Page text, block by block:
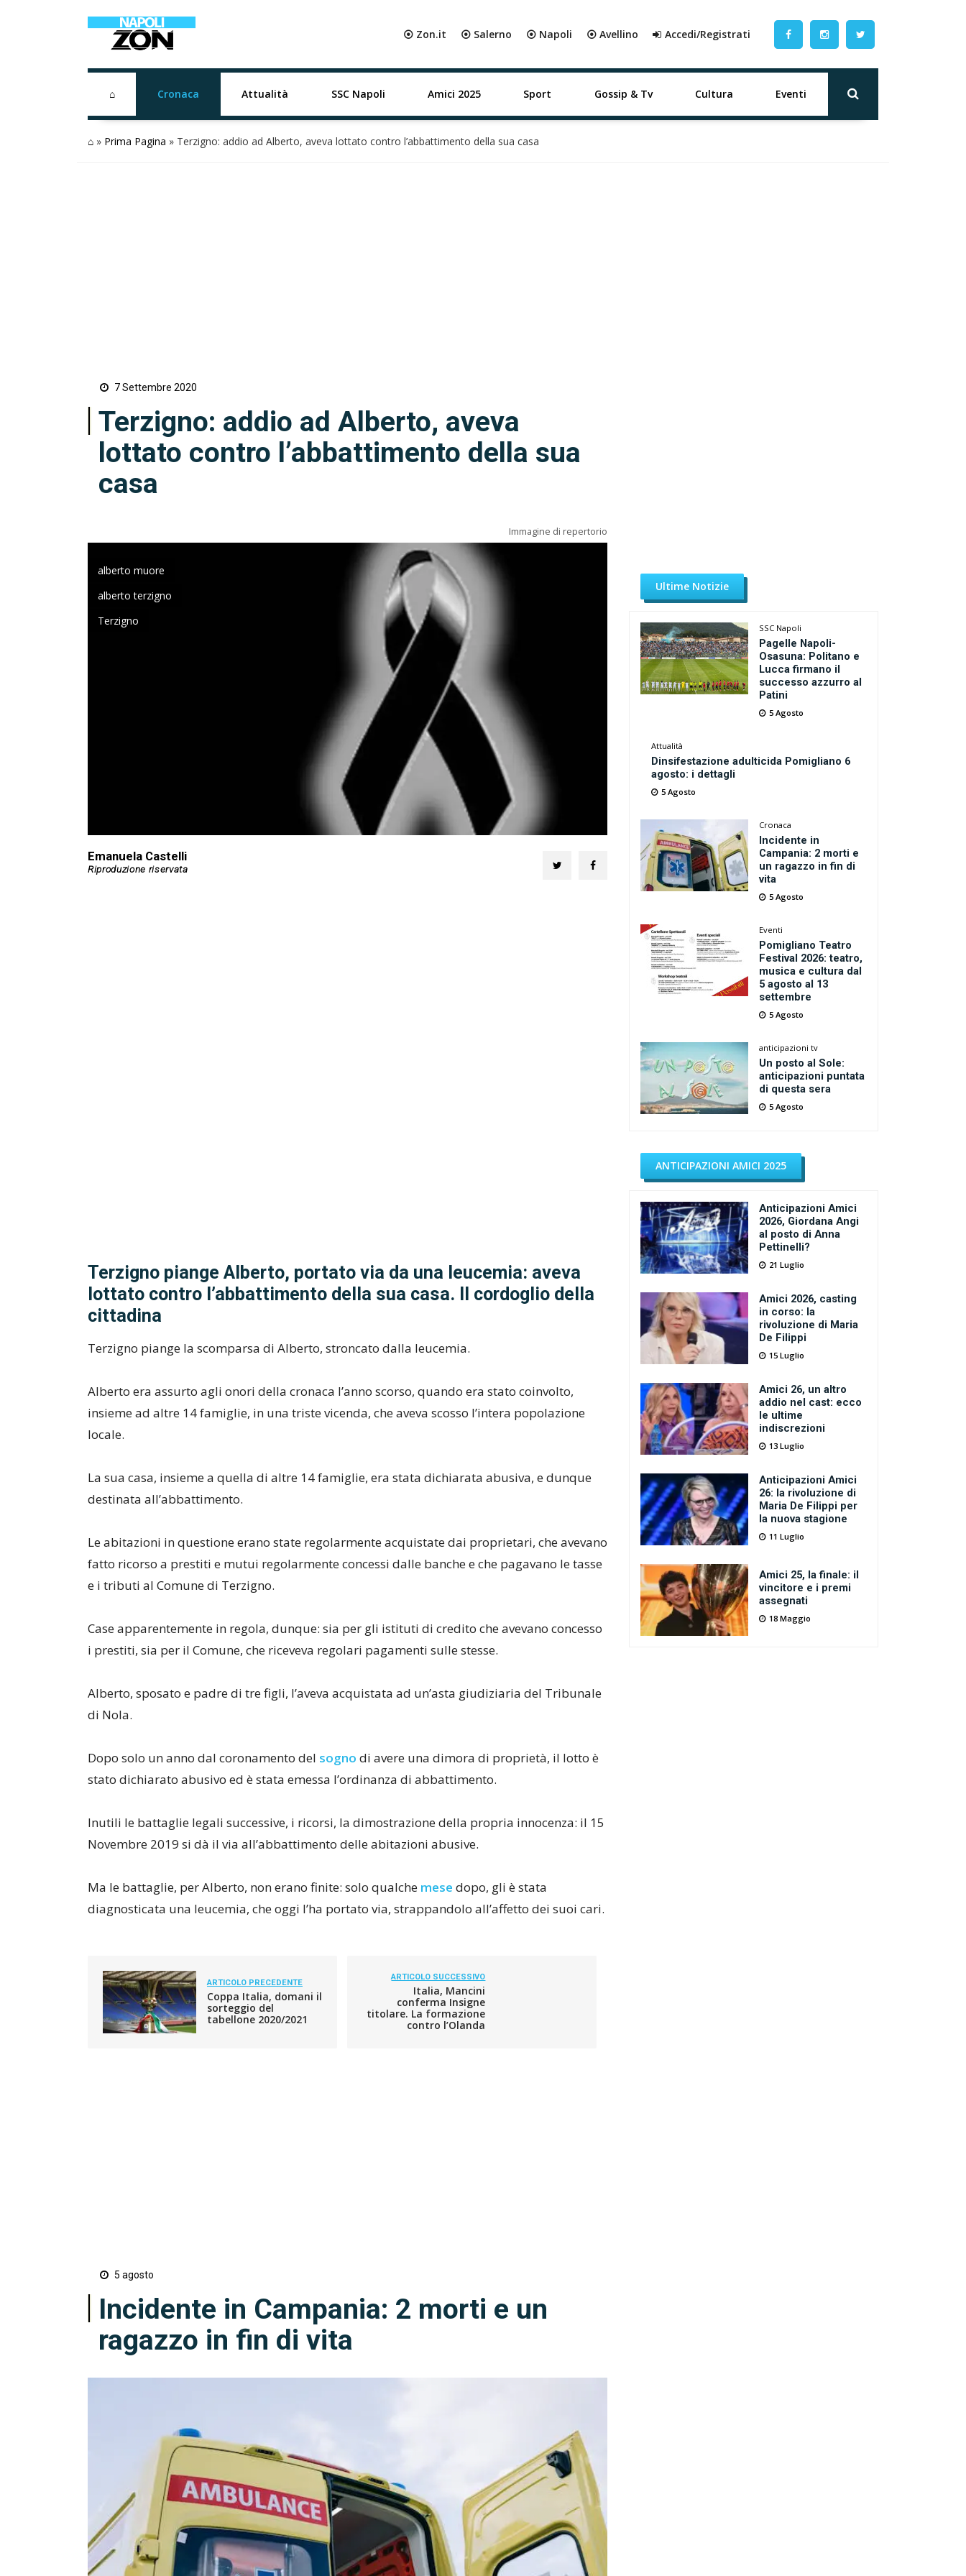
⦿ Zon.it ⦿ Salerno ⦿ Napoli ⦿ Avellino Accedi/Registrati
⌂ Cronaca Attualità SSC Napoli Amici 2025 Sport Gossip & Tv Cultura Eventi
⌂ » Prima Pagina » Terzigno: addio ad Alberto, aveva lottato contro l’abbattimento della sua casa
7 Settembre 2020
Terzigno: addio ad Alberto, aveva
lottato contro l’abbattimento della sua
casa
Immagine di repertorio
alberto muore
alberto terzigno
Terzigno
Emanuela Castelli
Terzigno piange Alberto, portato via da una leucemia: aveva
lottato contro l’abbattimento della sua casa. Il cordoglio della
cittadina
Terzigno piange la scomparsa di Alberto, stroncato dalla leucemia.
Alberto era assurto agli onori della cronaca l’anno scorso, quando era stato coinvolto,
insieme ad altre 14 famiglie, in una triste vicenda, che aveva scosso l’intera popolazione
locale.
La sua casa, insieme a quella di altre 14 famiglie, era stata dichiarata abusiva, e dunque
destinata all’abbattimento.
Le abitazioni in questione erano state regolarmente acquistate dai proprietari, che avevano
fatto ricorso a prestiti e mutui regolarmente concessi dalle banche e che pagavano le tasse
e i tributi al Comune di Terzigno.
Case apparentemente in regola, dunque: sia per gli istituti di credito che avevano concesso
i prestiti, sia per il Comune, che riceveva regolari pagamenti sulle stesse.
Alberto, sposato e padre di tre figli, l’aveva acquistata ad un’asta giudiziaria del Tribunale
di Nola.
Dopo solo un anno dal coronamento del sogno di avere una dimora di proprietà, il lotto è
stato dichiarato abusivo ed è stata emessa l’ordinanza di abbattimento.
Inutili le battaglie legali successive, i ricorsi, la dimostrazione della propria innocenza: il 15
Novembre 2019 si dà il via all’abbattimento delle abitazioni abusive.
Ma le battaglie, per Alberto, non erano finite: solo qualche mese dopo, gli è stata
diagnosticata una leucemia, che oggi l’ha portato via, strappandolo all’affetto dei suoi cari.
ARTICOLO PRECEDENTE
Coppa Italia, domani il
sorteggio del
tabellone 2020/2021
ARTICOLO SUCCESSIVO
Italia, Mancini
conferma Insigne
titolare. La formazione
contro l’Olanda
5 agosto
Incidente in Campania: 2 morti e un
ragazzo in fin di vita
Ultime Notizie
SSC Napoli
Pagelle Napoli-
Osasuna: Politano e
Lucca firmano il
successo azzurro al
Patini
5 Agosto
Attualità
Dinsifestazione adulticida Pomigliano 6
agosto: i dettagli
5 Agosto
Cronaca
Incidente in
Campania: 2 morti e
un ragazzo in fin di
vita
5 Agosto
Eventi
Pomigliano Teatro
Festival 2026: teatro,
musica e cultura dal
5 agosto al 13
settembre
5 Agosto
anticipazioni tv
Un posto al Sole:
anticipazioni puntata
di questa sera
5 Agosto
ANTICIPAZIONI AMICI 2025
Anticipazioni Amici
2026, Giordana Angi
al posto di Anna
Pettinelli?
21 Luglio
Amici 2026, casting
in corso: la
rivoluzione di Maria
De Filippi
15 Luglio
Amici 26, un altro
addio nel cast: ecco
le ultime
indiscrezioni
13 Luglio
Anticipazioni Amici
26: la rivoluzione di
Maria De Filippi per
la nuova stagione
11 Luglio
Amici 25, la finale: il
vincitore e i premi
assegnati
18 Maggio